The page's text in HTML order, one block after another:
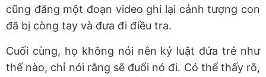
cũng đăng một đoạn video ghi lại cảnh tượng con
đã bị còng tay và đưa đi điều tra.
Cuối cùng, họ không nói nên kỷ luật đứa trẻ như
thế nào, chỉ nói rằng sẽ đuổi nó đi. Có thể thấy rõ,